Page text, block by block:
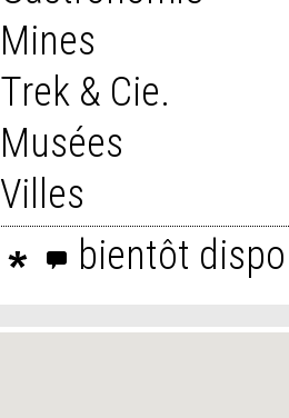
Mines
Trek & Cie.
Musées
Villes
bientôt